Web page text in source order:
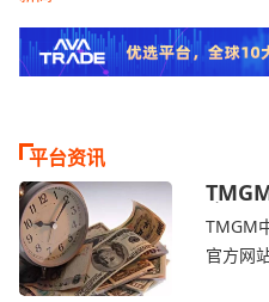
平台资讯
金价
景-
TMGM
官方网
全球